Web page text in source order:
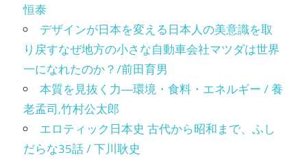
恒泰
デザインが日本を変える日本人の美意識を取
り戻すなぜ地方の小さな自動車会社マツダは世界
一になれたのか？/前田育男
本質を見抜く力―環境・食料・エネルギー / 養
老孟司,竹村公太郎
エロティック日本史 古代から昭和まで、ふし
だらな35話 / 下川耿史